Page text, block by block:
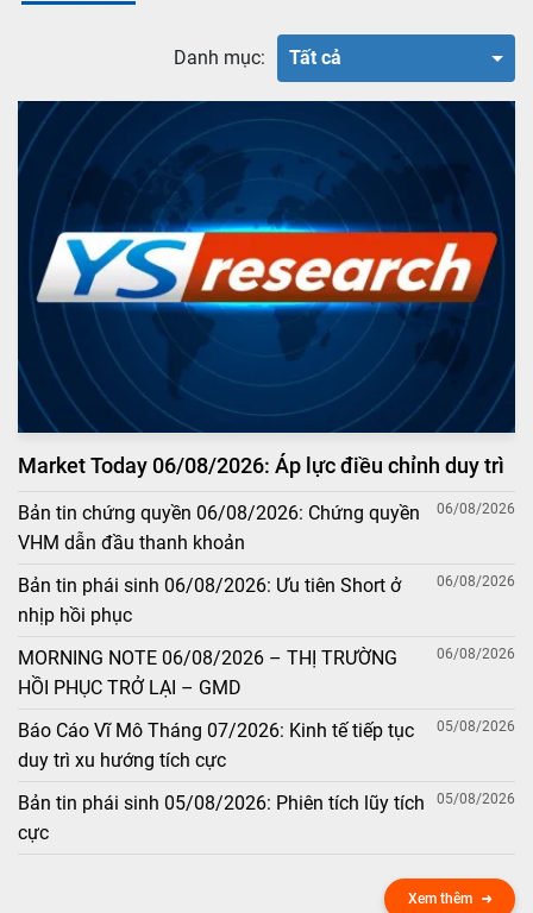
Danh mục: Tất cả
Market Today 06/08/2026: Áp lực điều chỉnh duy trì
Bản tin chứng quyền 06/08/2026: Chứng quyền
VHM dẫn đầu thanh khoản
06/08/2026
Bản tin phái sinh 06/08/2026: Ưu tiên Short ở
nhịp hồi phục
06/08/2026
MORNING NOTE 06/08/2026 – THỊ TRƯỜNG
HỒI PHỤC TRỞ LẠI – GMD
06/08/2026
Báo Cáo Vĩ Mô Tháng 07/2026: Kinh tế tiếp tục
duy trì xu hướng tích cực
05/08/2026
Bản tin phái sinh 05/08/2026: Phiên tích lũy tích
cực
05/08/2026
Xem thêm